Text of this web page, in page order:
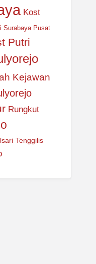
Kost
Surabaya Pusat
Putri
Kejawan
Rungkut
Tenggilis